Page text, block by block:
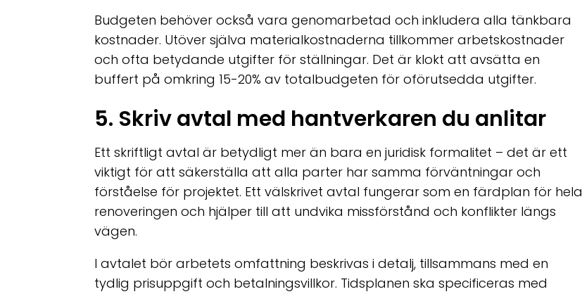
Budgeten behöver också vara genomarbetad och inkludera alla tänkbara
kostnader. Utöver själva materialkostnaderna tillkommer arbetskostnader
och ofta betydande utgifter för ställningar. Det är klokt att avsätta en
buffert på omkring 15-20% av totalbudgeten för oförutsedda utgifter.
5. Skriv avtal med hantverkaren du anlitar
Ett skriftligt avtal är betydligt mer än bara en juridisk formalitet – det är ett
viktigt för att säkerställa att alla parter har samma förväntningar och
förståelse för projektet. Ett välskrivet avtal fungerar som en färdplan för hela
renoveringen och hjälper till att undvika missförstånd och konflikter längs
vägen.
I avtalet bör arbetets omfattning beskrivas i detalj, tillsammans med en
tydlig prisuppgift och betalningsvillkor. Tidsplanen ska specificeras med